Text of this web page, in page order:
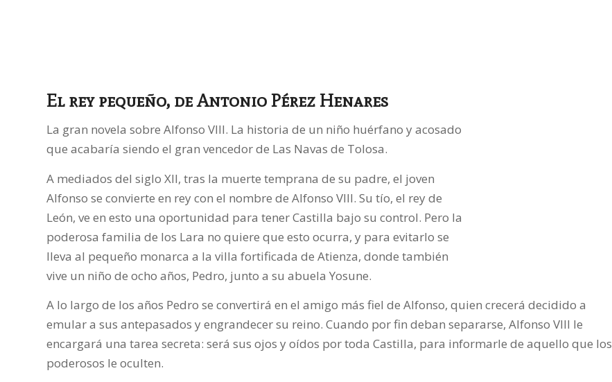
El rey pequeño, de Antonio Pérez Henares
La gran novela sobre Alfonso VIII. La historia de un niño huérfano y acosado
que acabaría siendo el gran vencedor de Las Navas de Tolosa.
A mediados del siglo XII, tras la muerte temprana de su padre, el joven
Alfonso se convierte en rey con el nombre de Alfonso VIII. Su tío, el rey de
León, ve en esto una oportunidad para tener Castilla bajo su control. Pero la
poderosa familia de los Lara no quiere que esto ocurra, y para evitarlo se
lleva al pequeño monarca a la villa fortificada de Atienza, donde también
vive un niño de ocho años, Pedro, junto a su abuela Yosune.
A lo largo de los años Pedro se convertirá en el amigo más fiel de Alfonso, quien crecerá decidido a
emular a sus antepasados y engrandecer su reino. Cuando por fin deban separarse, Alfonso VIII le
encargará una tarea secreta: será sus ojos y oídos por toda Castilla, para informarle de aquello que los
poderosos le oculten.